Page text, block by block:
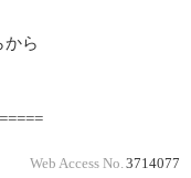
から
Web Access No. 3714077